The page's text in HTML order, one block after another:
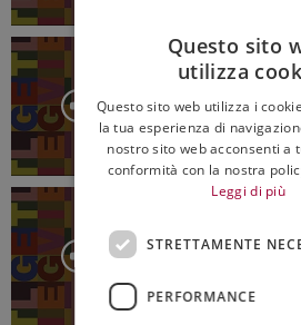
LETTO PER VOI
Rassegna Stampa
Rassegna Stampa
Questo sito
utilizza
Questo sito web utilizza i
la tua esperienza di
nostro sito web acconsenti a
conformità con la nostra
Leggi di più
STRETTAMENTE
PERFORMANCE